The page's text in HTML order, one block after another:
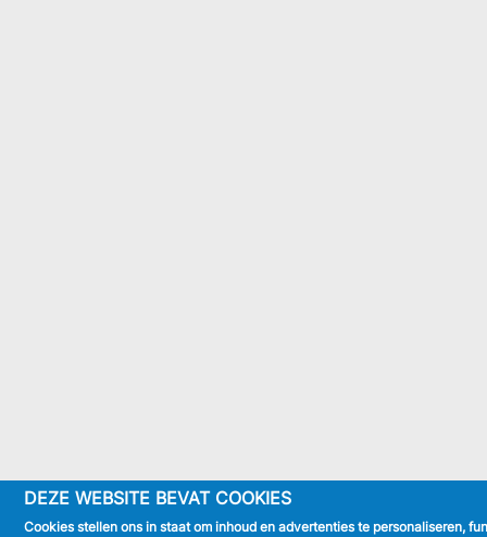
DEZE WEBSITE BEVAT COOKIES
Cookies stellen ons in staat om inhoud en advertenties te personaliseren,